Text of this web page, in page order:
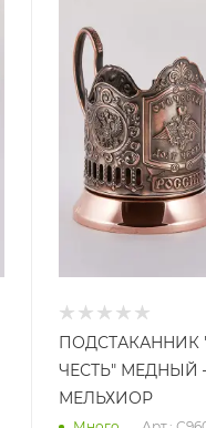
ПОДСТАКАННИК
ЧЕСТЬ" МЕДНЫЙ
МЕЛЬХИОР